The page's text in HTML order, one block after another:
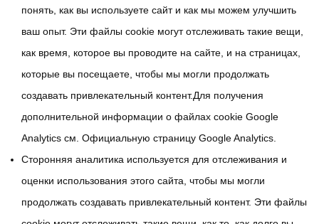
понять, как вы используете сайт и как мы можем улучшить
ваш опыт. Эти файлы cookie могут отслеживать такие вещи,
как время, которое вы проводите на сайте, и на страницах,
которые вы посещаете, чтобы мы могли продолжать
создавать привлекательный контент.Для получения
дополнительной информации о файлах cookie Google
Analytics см. Официальную страницу Google Analytics.
Сторонняя аналитика используется для отслеживания и
оценки использования этого сайта, чтобы мы могли
продолжать создавать привлекательный контент. Эти файлы